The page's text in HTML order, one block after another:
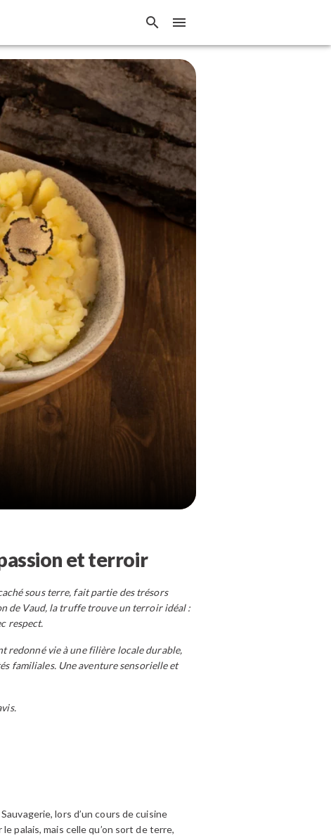
et terroir
sous terre, fait partie des trésors
de Vaud, la truffe trouve un terroir idéal :
respect.
redonné vie à une filière locale durable,
familiales. Une aventure sensorielle et
lors d’un cours de cuisine
palais, mais celle qu’on sort de terre,